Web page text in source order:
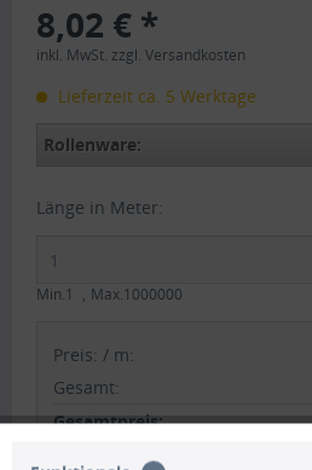
8,02 € *
inkl. MwSt. zzgl. Versandkosten
Lieferzeit ca. 5 Werktage
Rollenware:
Länge in Meter:
Min.1 Max.1000000
Preis: / m:
Gesamt:
Gesamtpreis: